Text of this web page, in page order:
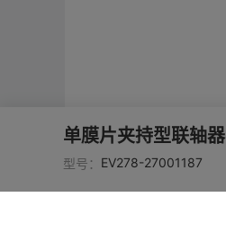
单膜片夹持型联轴器
型号： EV278-27001187